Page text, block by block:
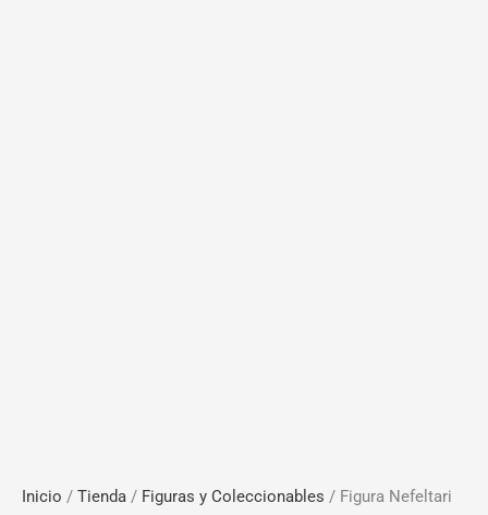
Inicio / Tienda / Figuras y Coleccionables / Figura Nefeltari